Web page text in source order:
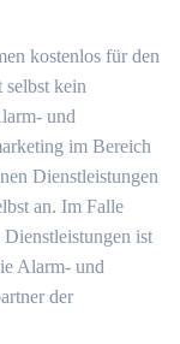
kostenlos für den
selbst kein
und
im Bereich
Dienstleistungen
an. Im Falle
ist
Alarm- und
der